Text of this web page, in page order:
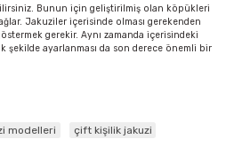
Bunun için geliştirilmiş olan köpükleri
Jakuziler içerisinde olması gerekenden
gerekir. Aynı zamanda içerisindeki
şekilde ayarlanması da son derece önemli bir
modelleri
çift kişilik jakuzi